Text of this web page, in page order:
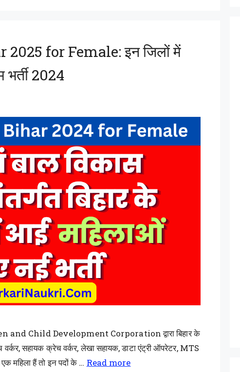
for Female: इन जिलों में
भर्ती 2024
and Child Development Corporation द्वारा बिहार के
वर्कर, सहायक क्रेच वर्कर, लेखा सहायक, डाटा एंट्री ऑपरेटर, MTS
महिला हैं तो इन पदों के … Read more